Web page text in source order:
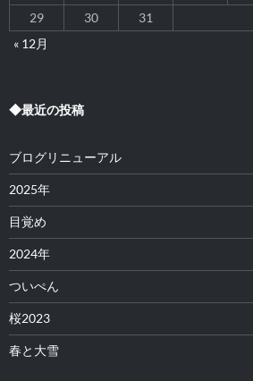
29
30
31
« 12月
◆最近の投稿
ブログリニューアル
2025年
目覚め
2024年
ついぺん
桜2023
春と大雪